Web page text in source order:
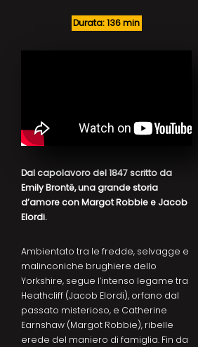
Durata: 136 min
Dal capolavoro del 1847 scritto da
Emily Brontë, una grande storia
d’amore con Margot Robbie e Jacob
Elordi.
Ambientato tra le fredde, selvagge e
malinconiche brughiere dello
Yorkshire, segue l’intenso legame tra
Heathcliff (Jacob Elordi), orfano dal
passato misterioso, e Catherine
Earnshaw (Margot Robbie), ribelle
erede del maniero di famiglia. Fin da